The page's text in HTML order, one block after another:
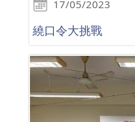
17/05/2023
繞口令大挑戰